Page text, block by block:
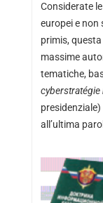
Considerate
europei e non
primis,
massime
tematiche,
cyberstratégie
all’ultima